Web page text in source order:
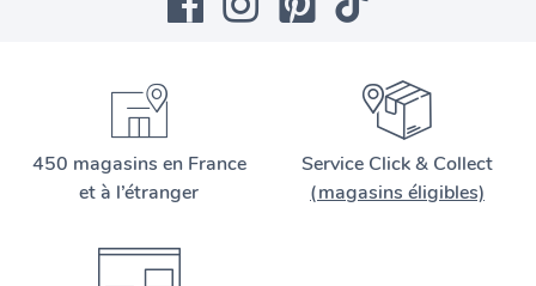
450 magasins en France
et à l’étranger
Service Click & Collect
(magasins éligibles)